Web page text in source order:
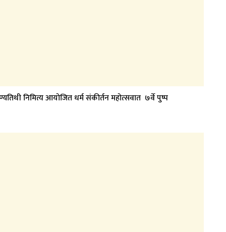
निमित्य आयोजित धर्म संकीर्तन महोत्सवात ७र्वे पुष्प